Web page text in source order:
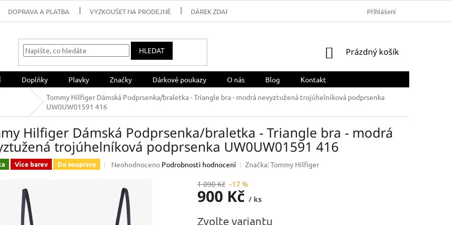
DOPRAVA A PLATBA VYZKOUŠET NA PRODEJNĚ DÁREK ZDARMA REKLAMACE A VRÁCENÍ ZBOŽÍ
Přihlášení
HLEDAT
NÁKUPNÍ
Prázdný košík
Doplňky Plavky Značky Dárkové poukazy O nás Blog Kontakt
Tommy Hilfiger Dámská Podprsenka/braletka - Triangle bra - modrá nevyztužená trojúhelníková podprsenka
UW0UW01591 416
Hilfiger Dámská Podprsenka/braletka - Triangle bra - modrá
trojúhelníková podprsenka UW0UW01591 416
Více barev Do soupravy
Průměrné
0,0
Neohodnoceno Podrobnosti hodnocení Značka:Tommy Hilfiger
1 090 Kč –17 %
900 Kč / ks
cena:
Zvolte variantu